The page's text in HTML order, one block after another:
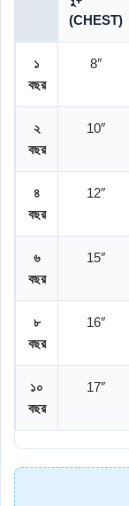
(CHEST)
১
বছর
8″
২
বছর
10″
৪
বছর
12″
৬
বছর
15″
৮
বছর
16″
১০
বছর
17″